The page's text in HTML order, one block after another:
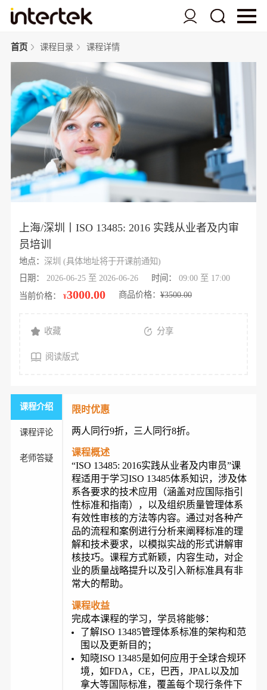
首页 课程目录 课程详情
上海/深圳丨ISO 13485: 2016 实践从业者及内审
员培训
地点：深圳 (具体地址将于开课前通知)
日期：
2026-06-25 至 2026-06-26 时间：
09:00 至 17:00
当前价格：¥3000.00 商品价格：¥3500.00
收藏 分享
阅读版式
课程介绍
课程评论
老师答疑
限时优惠
两人同行9折， 三人同行8折。
课程概述
“ISO 13485: 2016实践从业者及内审员”课
程适用于学习ISO 13485体系知识，涉及体
系各要求的技术应用（涵盖对应国际指引
性标准和指南），以及组织质量管理体系
有效性审核的方法等内容。通过对各种产
品的流程和案例进行分析来阐释标准的理
解和技术要求，以模拟实战的形式讲解审
核技巧。课程方式新颖，内容生动，对企
业的质量战略提升以及引入新标准具有非
常大的帮助。
课程收益
完成本课程的学习，学员将能够：
了解ISO 13485管理体系标准的架构和范
围以及更新目的；
知晓ISO 13485是如何应用于全球合规环
境，如FDA，CE，巴西，JPAL以及加
拿大等国际标准，覆盖每个现行条件下